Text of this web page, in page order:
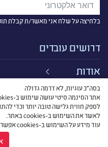
בלחיצה על שלח אני מאשר/ת קבלת תוכן
דרושים עובדים
אודות
קישורים
תנאי שימוש
בסה״כ עוגיות, לא דרמה גדולה
לספק חווית גלישה טובה יותר וכדי
לאשר את השימוש ב-cookies באתר.
עוד מידע על השימוש ב-cookies אפשר לקרוא